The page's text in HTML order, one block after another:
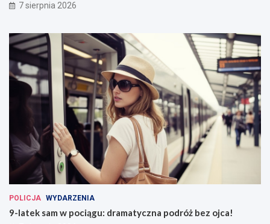
7 sierpnia 2026
POLICJA WYDARZENIA
9-latek sam w pociągu: dramatyczna podróż bez ojca!